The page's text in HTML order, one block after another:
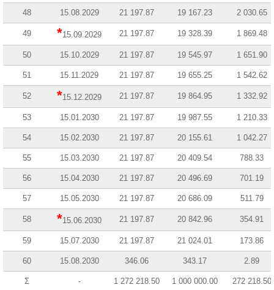
48 15.08.2029 21 197.87 19 167.23 2 030.65
49 *15.09.2029 21 197.87 19 328.39 1 869.48
50 15.10.2029 21 197.87 19 545.97 1 651.90
51 15.11.2029 21 197.87 19 655.25 1 542.62
52 *15.12.2029 21 197.87 19 864.95 1 332.92
53 15.01.2030 21 197.87 19 987.55 1 210.33
54 15.02.2030 21 197.87 20 155.61 1 042.27
55 15.03.2030 21 197.87 20 409.54 788.33
56 15.04.2030 21 197.87 20 496.69 701.19
57 15.05.2030 21 197.87 20 686.09 511.79
58 *15.06.2030 21 197.87 20 842.96 354.91
59 15.07.2030 21 197.87 21 024.01 173.86
60 15.08.2030 346.06 343.17 2.89
Σ - 1 272 218.50 1 000 000.00 272 218.50